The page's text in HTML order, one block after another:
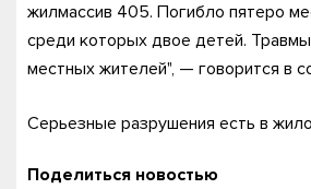
жилмассив 405. Погибло пятеро
среди которых двое детей. Травмы
местных жителей", — говорится в
Серьезные разрушения есть в
Поделиться новостью